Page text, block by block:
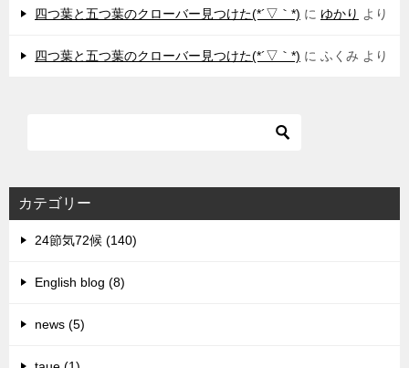
四つ葉と五つ葉のクローバー見つけた(*´▽｀*) に ゆかり より
四つ葉と五つ葉のクローバー見つけた(*´▽｀*) に ふくみ より
カテゴリー
24節気72候 (140)
English blog (8)
news (5)